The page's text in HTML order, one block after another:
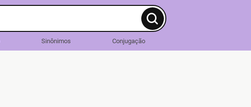
Sinônimos Conjugação